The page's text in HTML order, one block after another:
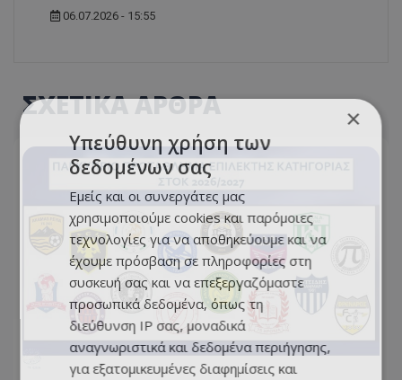
06.07.2026 - 15:55
ΣΧΕΤΙΚΑ ΑΡΘΡΑ ×
Υπεύθυνη χρήση των
δεδομένων σας
Εμείς και οι συνεργάτες μας
χρησιμοποιούμε cookies και παρόμοιες
τεχνολογίες για να αποθηκεύουμε και να
έχουμε πρόσβαση σε πληροφορίες στη
συσκευή σας και να επεξεργαζόμαστε
προσωπικά δεδομένα, όπως τη
διεύθυνση IP σας, μοναδικά
αναγνωριστικά και δεδομένα περιήγησης,
για εξατομικευμένες διαφημίσεις και